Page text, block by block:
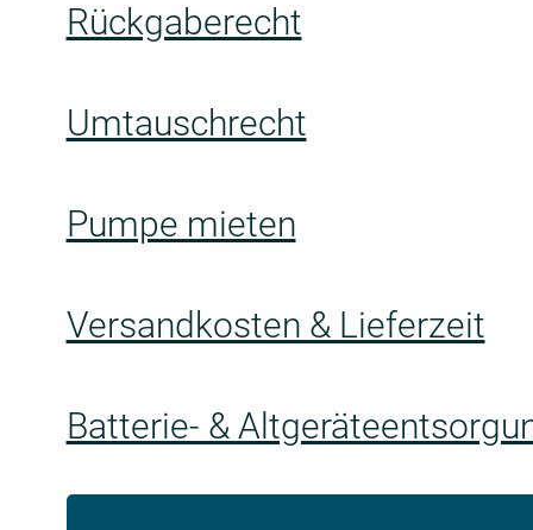
Rückgaberecht
Umtauschrecht
Pumpe mieten
Versandkosten & Lieferzeit
Batterie- &